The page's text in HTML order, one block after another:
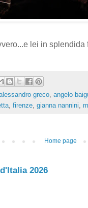
lei in splendida
greco, angelo
, firenze, gianna nannini,
Home page
2026